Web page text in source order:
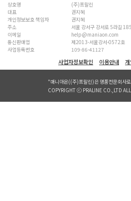
상호명
(주)프랄린
대표
권지혜
개인정보보호 책임자
권지혜
주소
서울 강서구 강서로 5라길
이메일
help@maniaon.com
통신판매업
제2013-서울강서-0572호
사업등록번호
109-86-41127
사업자정보확인 이용안내
"매니아온((주)프랄린)은 명품전문회사
COPYRIGHT ⓒ PRALINE CO.,LTD